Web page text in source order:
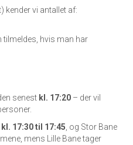
kender vi antallet af:
tilmeldes, hvis man har
senest kl. 17:20 – der vil
kl. 17:30 til 17:45 , og Stor Bane
mens Lille Bane tager